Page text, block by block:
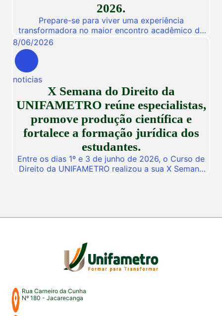
2026.
Prepare-se para viver uma experiência
transformadora no maior encontro acadêmico da
nossa instituição! De 03 a 05 de Novembro de
2026, a Unifametro abre suas portas para a
Conexão Unifametro 2026, um evento presencial
dedicado a fomentar a inovação, a troca de
vivências profissionais e a disseminação de
descobertas científicas. Com o propósito central
de […]
8/06/2026
noticias
X Semana do Direito da
UNIFAMETRO reúne especialistas,
promove produção científica e
fortalece a formação jurídica dos
estudantes.
Entre os dias 1º e 3 de junho de 2026, o Curso de
Direito da UNIFAMETRO realizou a sua X Semana
professores, profissionais do Direito e convidados
Rua Carneiro da Cunha
Nº 180 - Jacarecanga